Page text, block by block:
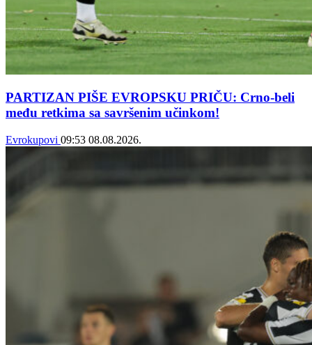
PARTIZAN PIŠE EVROPSKU PRIČU: Crno-beli
među retkima sa savršenim učinkom!
Evrokupovi 09:53 08.08.2026.